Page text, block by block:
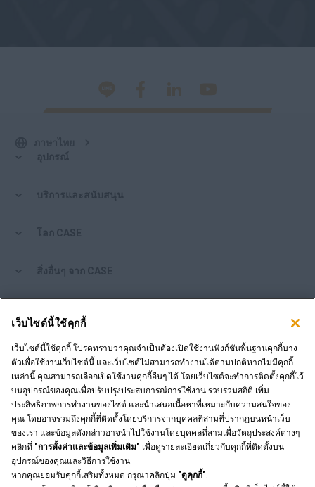
อุปกรณ์
บริการและสนับสนุน
โลก CASE
สิ่งอื่นๆ จาก CASE
คุณเป็นตัวแทนจำหน่ายหรือไม่?
เข้าสู่ระบบตัวแทนจำหน่าย
ต้องการเป็นตัวแทนจำหน่ายหรือไม่?
ส่งคำขอของคุณ
เว็บไซต์นี้ใช้คุกกี้
เว็บไซต์นี้ใช้คุกกี้ โปรดทราบว่าคุณจำเป็นต้องเปิดใช้งานฟังก์ชันพื้นฐานคุกกี้บาง
ตัวเพื่อใช้งานเว็บไซต์นี้ และเว็บไซต์ไม่สามารถทำงานได้ตามปกติหากไม่มีคุกกี้
เหล่านี้ คุณสามารถเลือกเปิดใช้งานคุกกี้อื่นๆ ได้ โดยเว็บไซต์จะทำการติดตั้งคุกกี้ไว้
บนอุปกรณ์ของคุณเพื่อปรับปรุงประสบการณ์การใช้งาน รวบรวมสถิติ เพิ่ม
ประสิทธิภาพการทำงานของไซต์ และนำเสนอเนื้อหาที่เหมาะกับความสนใจของ
คุณ โดยอาจรวมถึงคุกกี้ที่ติดตั้งโดยบริการจากบุคคลที่สามที่ปรากฏบนหน้าเว็บ
ของเรา และข้อมูลดังกล่าวอาจนำไปใช้งานโดยบุคคลที่สามเพื่อวัตถุประสงค์ต่างๆ
คลิกที่ "การตั้งค่าและข้อมูลเพิ่มเติม" เพื่อดูรายละเอียดเกี่ยวกับคุกกี้ที่ติดตั้งบน
อุปกรณ์ของคุณและวิธีการใช้งาน.
หากคุณยอมรับคุกกี้เสริมทั้งหมด กรุณาคลิกปุ่ม "ดูคุกกี้".